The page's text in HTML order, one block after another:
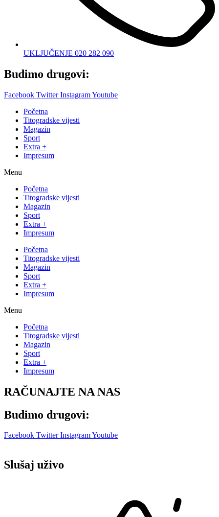
UKLJUČENJE 020 282 090
Budimo drugovi:
Facebook Twitter InstagramYoutube
Početna
Titogradske vijesti
Magazin
Sport
Extra +
Impresum
Menu
Početna
Titogradske vijesti
Magazin
Sport
Extra +
Impresum
Početna
Titogradske vijesti
Magazin
Sport
Extra +
Impresum
Menu
Početna
Titogradske vijesti
Magazin
Sport
Extra +
Impresum
RAČUNAJTE NA NAS
Budimo drugovi:
Facebook Twitter InstagramYoutube
Slušaj uživo